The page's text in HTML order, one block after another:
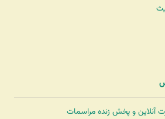
آنلاین و پخش زنده مراسمات